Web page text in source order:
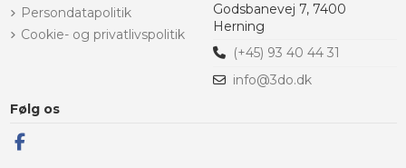
Persondatapolitik
Cookie- og privatlivspolitik
Godsbanevej 7, 7400
Herning
(+45) 93 40 44 31
info@3do.dk
Følg os